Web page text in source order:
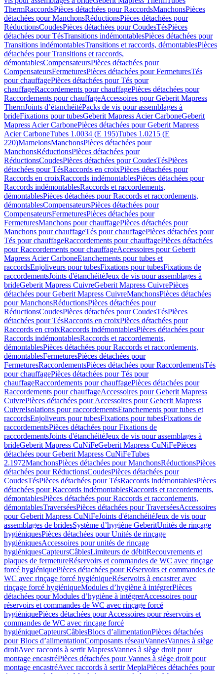
ThermRaccordsPièces détachées pour RaccordsManchonsPièces
détachées pour ManchonsRéductionsPièces détachées pour
RéductionsCoudesPièces détachées pour CoudesTésPièces
détachées pour TésTransitions indémontablesPièces détachées pour
Transitions indémontablesTransitions et raccords, démontablesPièces
détachées pour Transitions et raccords,
démontablesCompensateursPièces détachées pour
CompensateursFermeturesPièces détachées pour FermeturesTés
pour chauffagePièces détachées pour Tés pour
chauffageRaccordements pour chauffagePièces détachées pour
Raccordements pour chauffageAccessoires pour Geberit Mapress
ThermJoints d’étanchéitéPacks de vis pour assemblages à
brideFixations pour tubesGeberit Mapress Acier CarboneGeberit
Mapress Acier CarbonePièces détachées pour Geberit Mapress
Acier CarboneTubes 1.0034 (E 195)Tubes 1.0215 (E
220)MamelonsManchonsPièces détachées pour
ManchonsRéductionsPièces détachées pour
RéductionsCoudesPièces détachées pour CoudesTésPièces
détachées pour TésRaccords en croixPièces détachées pour
Raccords en croixRaccords indémontablesPièces détachées pour
Raccords indémontablesRaccords et raccordements,
démontablesPièces détachées pour Raccords et raccordements,
démontablesCompensateursPièces détachées pour
CompensateursFermeturesPièces détachées pour
FermeturesManchons pour chauffagePièces détachées pour
Manchons pour chauffageTés pour chauffagePièces détachées pour
Tés pour chauffageRaccordements pour chauffagePièces détachées
pour Raccordements pour chauffageAccessoires pour Geberit
Mapress Acier CarboneEtanchements pour tubes et
raccordsEnjoliveurs pour tubesFixations pour tubesFixations de
raccordementsJoints d'étanchéitéJeux de vis pour assemblages à
brideGeberit Mapress CuivreGeberit Mapress CuivrePièces
détachées pour Geberit Mapress CuivreManchonsPièces détachées
pour ManchonsRéductionsPièces détachées pour
RéductionsCoudesPièces détachées pour CoudesTésPièces
détachées pour TésRaccords en croixPièces détachées pour
Raccords en croixRaccords indémontablesPièces détachées pour
Raccords indémontablesRaccords et raccordements,
démontablesPièces détachées pour Raccords et raccordements,
démontablesFermeturesPièces détachées pour
FermeturesRaccordementsPièces détachées pour RaccordementsTés
pour chauffagePièces détachées pour Tés pour
chauffageRaccordements pour chauffagePièces détachées pour
Raccordements pour chauffageAccessoires pour Geberit Mapress
CuivrePièces détachées pour Accessoires pour Geberit Mapress
CuivreIsolations pour raccordementsEtanchements pour tubes et
raccordsEnjoliveurs pour tubesFixations pour tubesFixations de
raccordementsPièces détachées pour Fixations de
raccordementsJoints d'étanchéitéJeux de vis pour assemblages à
brideGeberit Mapress CuNiFeGeberit Mapress CuNiFePièces
détachées pour Geberit Mapress CuNiFeTubes
2.1972ManchonsPièces détachées pour ManchonsRéductionsPièces
détachées pour RéductionsCoudesPièces détachées pour
CoudesTésPièces détachées pour TésRaccords indémontablesPièces
détachées pour Raccords indémontablesRaccords et raccordements,
démontablesPièces détachées pour Raccords et raccordements,
démontablesTraverséesPièces détachées pour TraverséesAccessoires
pour Geberit Mapress CuNiFeJoints d'étanchéitéJeux de vis pour
assemblages de bridesSystème d’hygiène GeberitUnités de rinçage
hygiéniquesPièces détachées pour Unités de rinçage
hygiéniquesAccessoires pour unités de rinçage
hygiéniquesCapteursCâblesLimiteurs de débitRecouvrements et
plaques de fermetureRéservoirs et commandes de WC avec rinçage
forcé hygiéniquePièces détachées pour Réservoirs et commandes de
WC avec rinçage forcé hygiéniqueRéservoirs à encastrer avec
rinçage forcé hygiéniqueModules d’hygiène à intégrerPièces
détachées pour Modules d’hygiène à intégrerAccessoires pour
réservoirs et commandes de WC avec rinçage forcé
hygiéniquePièces détachées pour Accessoires pour réservoirs et
commandes de WC avec rinçage forcé
hygiéniqueCapteursCâblesBlocs d’alimentationPièces détachées
pour Blocs d’alimentationComposants réseauVannesVannes à siège
droitAvec raccords à sertir MapressVannes à siège droit pour
montage encastréPièces détachées pour Vannes à siège droit pour
montage encastréAvec raccords à sertir MeplaPièces détachées pour